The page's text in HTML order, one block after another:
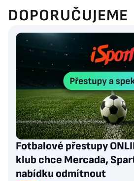
DOPORUČUJEME
Fotbalové přestupy
klub chce Mercada,
nabídku odmítnout